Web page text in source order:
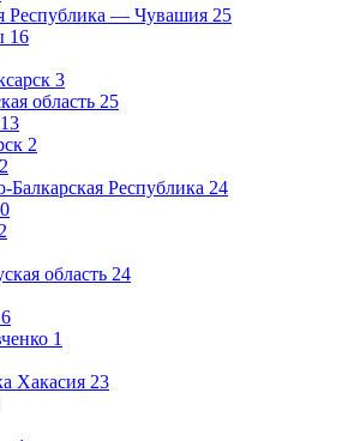
Республика — Чувашия 25
16
3
область 25
13
2
2
Балкарская Республика 24
2
область 24
6
1
Хакасия 23